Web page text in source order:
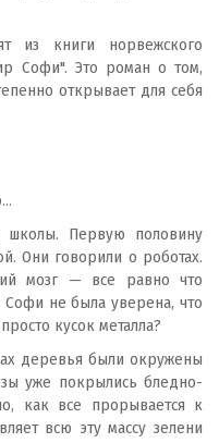
из книги норвежского
Софи". Это роман о том,
открывает для себя
школы. Первую половину
Они говорили о роботах.
мозг — все равно что
не была уверена, что
кусок металла?
деревья были окружены
уже покрылись бледно-
как все прорывается к
всю эту массу зелени